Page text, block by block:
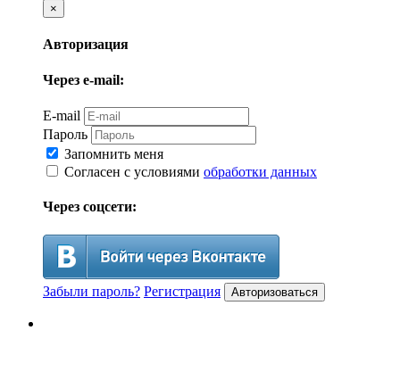
×
Авторизация
Через e-mail:
E-mail
Пароль
Запомнить меня
Согласен с условиями обработки данных
Через соцсети:
Забыли пароль? Регистрация Авторизоваться